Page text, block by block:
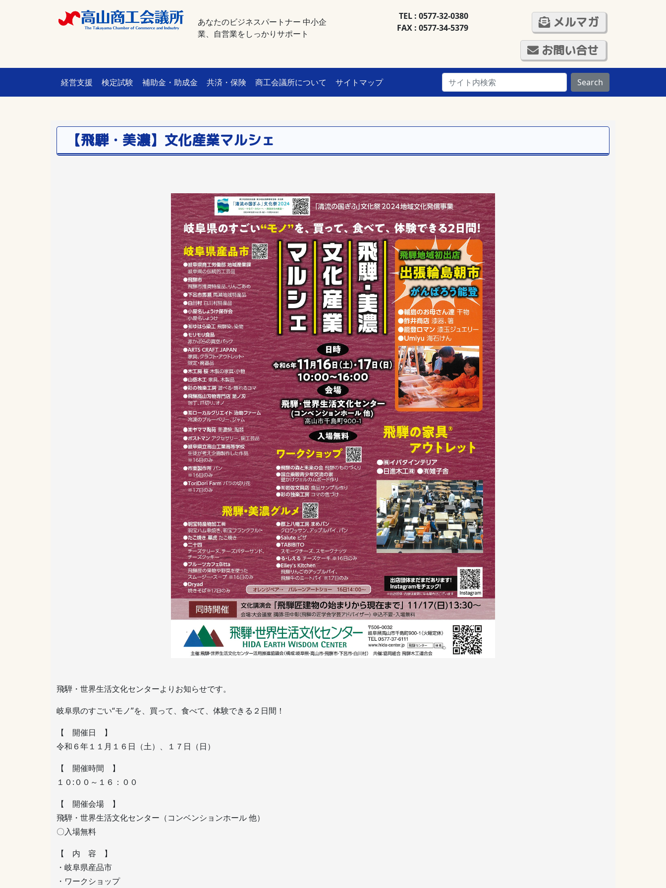
あなたのビジネスパートナー 中小企
業、自営業をしっかりサポート
TEL : 0577-32-0380
FAX : 0577-34-5379
メルマガ
お問い合せ
経営支援 検定試験 補助金・助成金 共済・保険 商工会議所について サイトマップ Search
【飛騨・美濃】文化産業マルシェ
飛騨・世界生活文化センターよりお知らせです。
岐阜県のすごい“モノ”を、買って、食べて、体験できる２日間！
【 開催日 】
令和６年１１月１６日（土）、１７日（日）
【 開催時間 】
１０:００～１６：００
【 開催会場 】
飛騨・世界生活文化センター（コンベンションホール 他）
〇入場無料
【 内 容 】
・岐阜県産品市
・ワークショップ